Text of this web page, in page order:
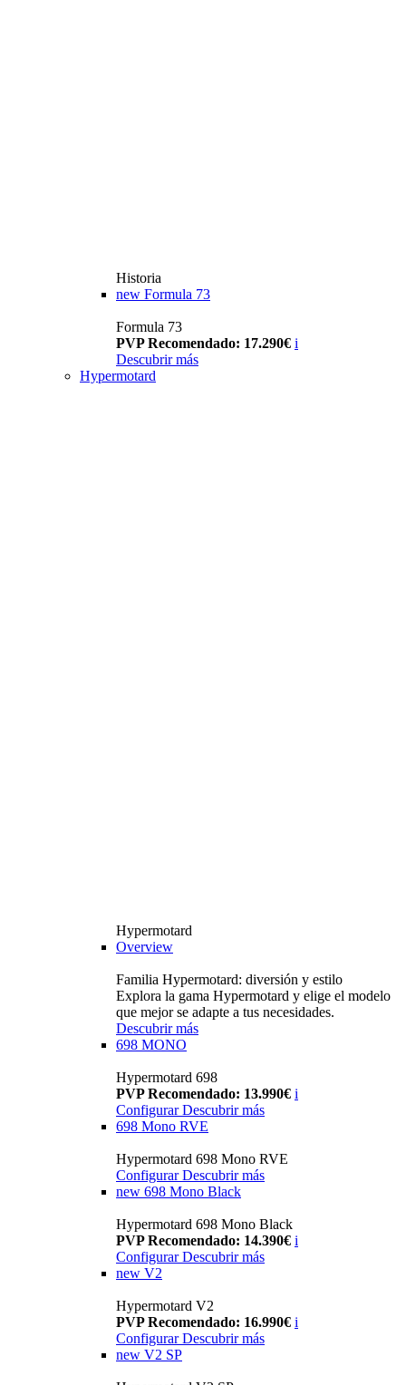
Historia
new Formula 73
Formula 73
PVP Recomendado: 17.290€ i
Descubrir más
Hypermotard
Hypermotard
Overview
Familia Hypermotard: diversión y estilo
Explora la gama Hypermotard y elige el modelo
que mejor se adapte a tus necesidades.
Descubrir más
698 MONO
Hypermotard 698
PVP Recomendado: 13.990€ i
ConfigurarDescubrir más
698 Mono RVE
Hypermotard 698 Mono RVE
Configurar Descubrir más
new 698 Mono Black
Hypermotard 698 Mono Black
PVP Recomendado: 14.390€ i
Configurar Descubrir más
new V2
Hypermotard V2
PVP Recomendado: 16.990€ i
Configurar Descubrir más
new V2 SP